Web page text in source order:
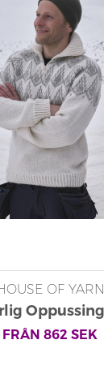
OF YARN
Zip Tröja
FRÅN 862 SEK